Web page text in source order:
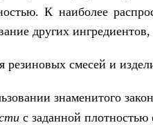
К наиболее
других
смесей и
знаменитого
с заданной